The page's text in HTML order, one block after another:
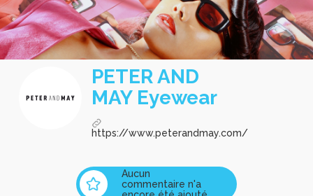
PETER AND
MAY Eyewear
https://www.peterandmay.com/
Aucun
commentaire n'a